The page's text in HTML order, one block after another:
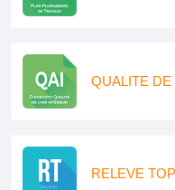
QUALITE
RELEVE